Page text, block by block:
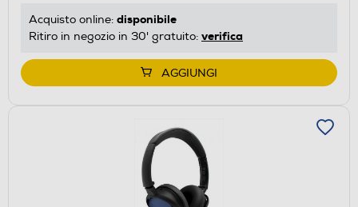
Acquisto online: disponibile
Ritiro in negozio in 30' gratuito: verifica
AGGIUNGI